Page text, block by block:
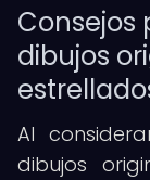
Consejos
dibujos
Al
dibujos